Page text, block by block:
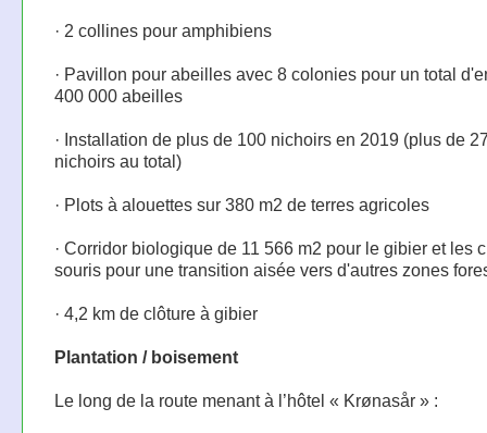
· 2 collines pour amphibiens
· Pavillon pour abeilles avec 8 colonies pour un total
400 000 abeilles
· Installation de plus de 100 nichoirs en 2019 (plus de
nichoirs au total)
· Plots à alouettes sur 380 m2 de terres agricoles
· Corridor biologique de 11 566 m2 pour le gibier et les
souris pour une transition aisée vers d'autres zones
· 4,2 km de clôture à gibier
Plantation / boisement
Le long de la route menant à l’hôtel « Krønasår » :